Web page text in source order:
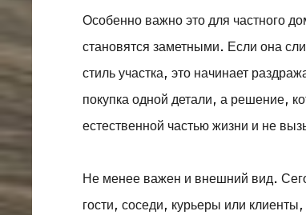
Особенно важно это для частного
становятся заметными. Если она
стиль участка, это начинает
покупка одной детали, а решение,
естественной частью жизни и не
Не менее важен и внешний вид.
гости, соседи, курьеры или